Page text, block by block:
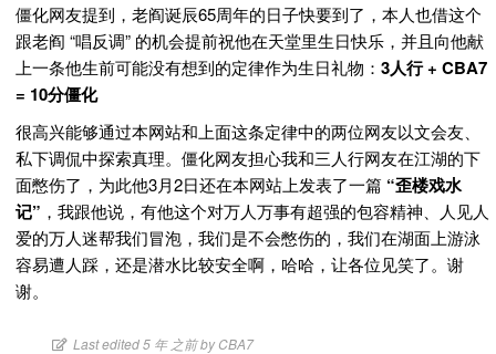
僵化网友提到，老阎诞辰65周年的日子快要到了，本人也借这个
跟老阎 “唱反调” 的机会提前祝他在天堂里生日快乐，并且向他献
上一条他生前可能没有想到的定律作为生日礼物： 3人行 + CBA7
= 10分僵化
很高兴能够通过本网站和上面这条定律中的两位网友以文会友、
私下调侃中探索真理。僵化网友担心我和三人行网友在江湖的下
面憋伤了，为此他3月2日还在本网站上发表了一篇 “歪楼戏水
记” ，我跟他说，有他这个对万人万事有超强的包容精神、人见人
爱的万人迷帮我们冒泡，我们是不会憋伤的，我们在湖面上游泳
容易遭人踩，还是潜水比较安全啊，哈哈，让各位见笑了。谢
谢。
Last edited 5 年 之前 by CBA7